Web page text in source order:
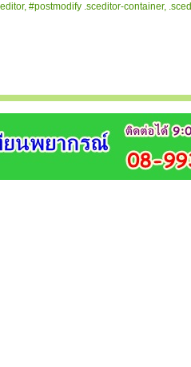
#postmodify .sceditor-container,